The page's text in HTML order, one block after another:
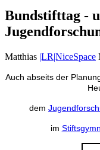
Bundstifttag -
Matthias |LR|NiceSpace
Auch abseits der
dem
im